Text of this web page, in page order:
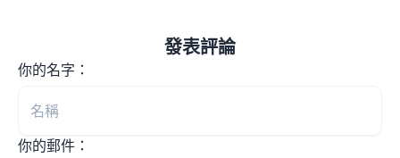
發表評論
你的名字：
你的郵件：